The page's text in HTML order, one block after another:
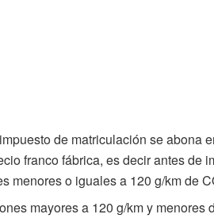
de matriculación se abona
franco fábrica, es decir antes de
menores o iguales a 120 g/km de
mayores a 120 g/km y menores